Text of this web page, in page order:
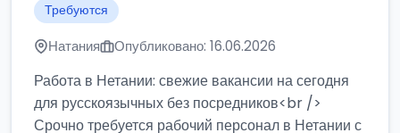
Требуются
Натания Опубликовано: 16.06.2026
Работа в Нетании: свежие вакансии на сегодня
для русскоязычных без посредников<br />
Срочно требуется рабочий персонал в Нетании с